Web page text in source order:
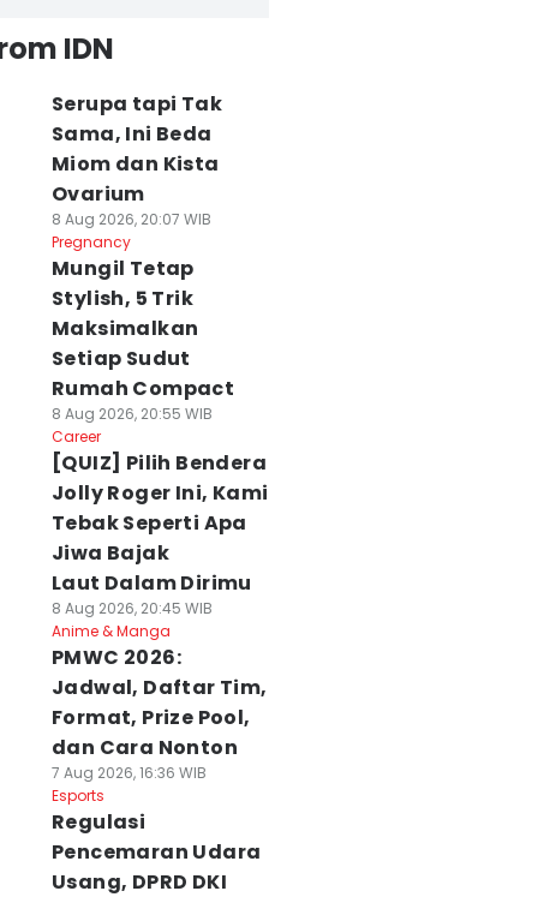
IDN
Serupa tapi Tak
Sama, Ini Beda
Miom dan Kista
Ovarium
8 Aug 2026, 20:07 WIB
Pregnancy
Mungil Tetap
Stylish, 5 Trik
Maksimalkan
Setiap Sudut
Rumah Compact
8 Aug 2026, 20:55 WIB
Career
[QUIZ] Pilih Bendera
Jolly Roger Ini, Kami
Tebak Seperti Apa
Jiwa Bajak
Laut Dalam Dirimu
8 Aug 2026, 20:45 WIB
Anime & Manga
PMWC 2026:
Jadwal, Daftar Tim,
Format, Prize Pool,
dan Cara Nonton
7 Aug 2026, 16:36 WIB
Esports
Regulasi
Pencemaran Udara
Usang, DPRD DKI